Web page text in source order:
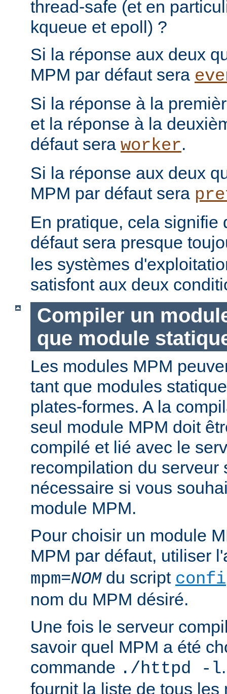
thread-safe (et en
kqueue et epoll) ?
Si la réponse aux deux
MPM par défaut sera
Si la réponse à la
et la réponse à la
défaut sera worker.
Si la réponse aux deux
MPM par défaut sera
En pratique, cela signifie
défaut sera presque
les systèmes
satisfont aux deux
Compiler un
que module
Les modules MPM
tant que modules
plates-formes. A la
seul module MPM doit
compilé et lié avec le
recompilation du serveur
nécessaire si vous
module MPM.
Pour choisir un module
MPM par défaut, utiliser
mpm=NOMdu script
nom du MPM désiré.
Une fois le serveur
savoir quel MPM a été
commande ./httpd -l
fournit la liste de tous les